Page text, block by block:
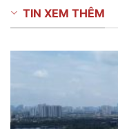
TIN XEM THÊM